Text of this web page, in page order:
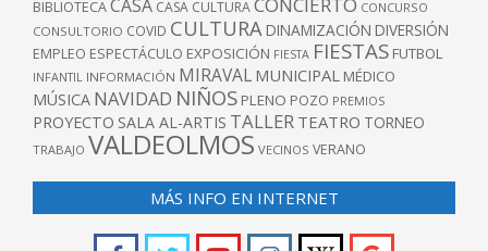
BIBLIOTECACASA CASA CULTURACONCIERTO CONCURSO
CONSULTORIO COVID CULTURA DINAMIZACIÓN DIVERSIÓN
EMPLEO ESPECTÁCULO EXPOSICIÓN FIESTA FIESTAS FUTBOL
INFANTIL INFORMACIÓN MIRAVAL MUNICIPAL MÉDICO
MÚSICA NAVIDAD NIÑOS PLENO POZO PREMIOS
PROYECTO SALA AL-ARTIS TALLER TEATRO TORNEO
TRABAJO VALDEOLMOS VECINOS VERANO
MÁS INFO EN INTERNET